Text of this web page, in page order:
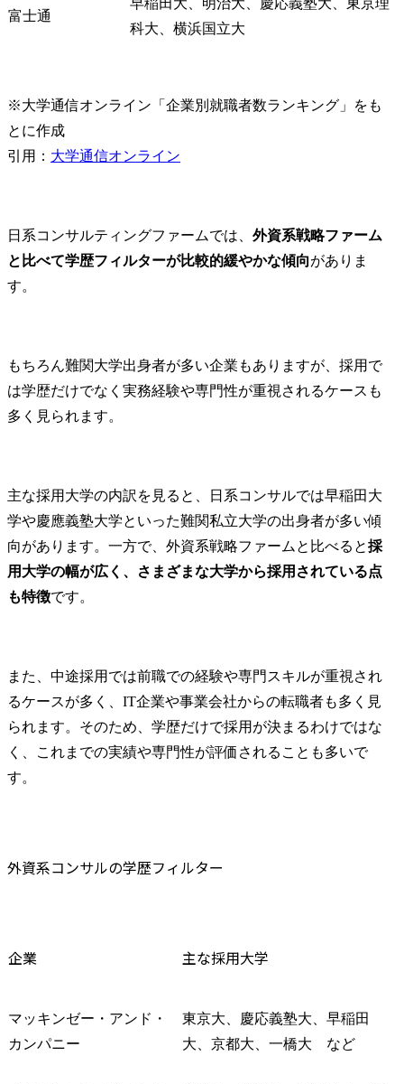
富士通
早稲田大、明治大、慶応義塾大、東京理
科大、横浜国立大
※大学通信オンライン「企業別就職者数ランキング」をも
とに作成
引用： 大学通信オンライン
日系コンサルティングファームでは、 外資系戦略ファーム
と比べて学歴フィルターが比較的緩やかな傾向がありま
す。
もちろん難関大学出身者が多い企業もありますが、採用で
は学歴だけでなく実務経験や専門性が重視されるケースも
多く見られます。
主な採用大学の内訳を見ると、日系コンサルでは早稲田大
学や慶應義塾大学といった難関私立大学の出身者が多い傾
向があります。一方で、外資系戦略ファームと比べると採
用大学の幅が広く、さまざまな大学から採用されている点
も特徴です。
また、中途採用では前職での経験や専門スキルが重視され
るケースが多く、IT企業や事業会社からの転職者も多く見
られます。そのため、学歴だけで採用が決まるわけではな
く、これまでの実績や専門性が評価されることも多いで
す。
外資系コンサルの学歴フィルター
企業 主な採用大学
マッキンゼー・アンド・
カンパニー
東京大、慶応義塾大、早稲田
大、京都大、一橋大　など